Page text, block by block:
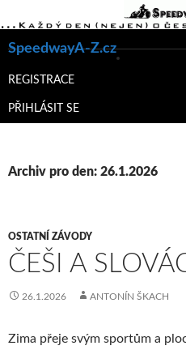
SpeedwayA-Z.cz
K
WEBU
REGISTRACE
PŘIHLÁSIT SE
Archiv pro den: 26.1.2026
OSTATNÍ ZÁVODY
ČEŠI A
26.1.2026 ANTONÍN ŠKACH
Zima přeje svým sportům a